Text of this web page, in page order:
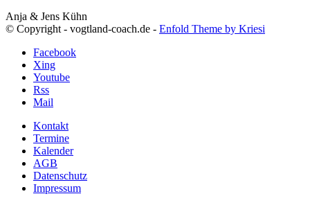
Anja & Jens Kühn
© Copyright - vogtland-coach.de - Enfold Theme by Kriesi
Facebook
Xing
Youtube
Rss
Mail
Kontakt
Termine
Kalender
AGB
Datenschutz
Impressum